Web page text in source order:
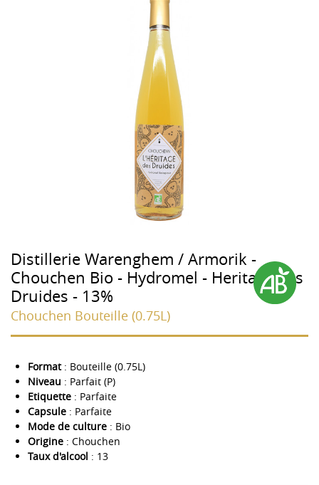
Distillerie Warenghem / Armorik -
Chouchen Bio - Hydromel - Heritage des
Druides - 13%
Chouchen Bouteille (0.75L)
Format: Bouteille (0.75L)
Niveau : Parfait (P)
Etiquette : Parfaite
Capsule : Parfaite
Mode de culture : Bio
Origine : Chouchen
Taux d'alcool : 13